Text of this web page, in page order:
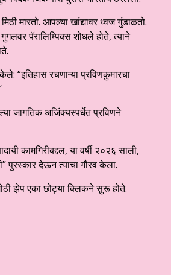
मारतो. आपल्या खांद्यावर ध्वज गुंडाळतो.
गुगलवर पॅरालिम्पिक्स शोधले होते, त्याने
“इतिहास रचणाऱ्या प्रविणकुमारचा
जागतिक अजिंक्यस्पर्धेत प्रविणने
कामगिरीबद्दल, या वर्षी २०२६ साली,
पुरस्कार देऊन त्याचा गौरव केला.
झेप एका छोट्या क्लिकने सुरू होते.